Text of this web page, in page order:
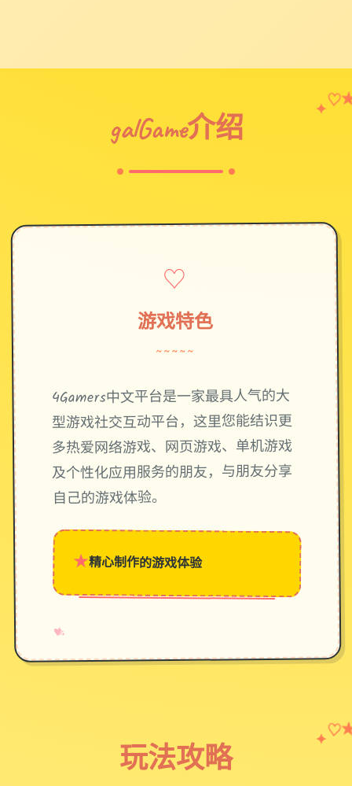
galGame介绍
✦♡
♡
游戏特色
~~~~~
4Gamers中文平台是一家最具人气的大
型游戏社交互动平台，这里您能结识更
多热爱网络游戏、网页游戏、单机游戏
及个性化应用服务的朋友，与朋友分享
自己的游戏体验。
★精心制作的游戏体验
♥
✧
→
玩法攻略
✦♡